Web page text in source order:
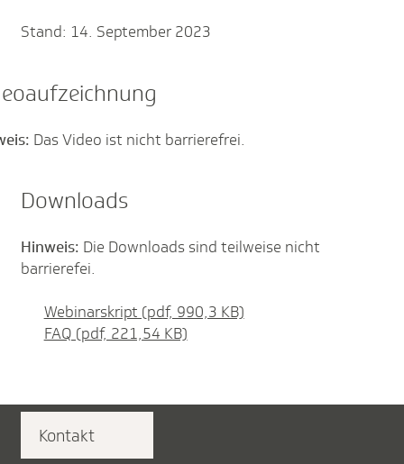
Stand: 14. September 2023
Das Video ist nicht barrierefrei.
Downloads
Hinweis: Die Downloads sind teilweise nicht
barrierefei.
Webinarskript (pdf, 990,3 KB)
FAQ (pdf, 221,54 KB)
Kontakt